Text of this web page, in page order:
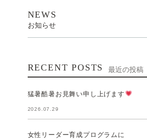
NEWS
お知らせ
RECENT POSTS 最近の投稿
猛暑酷暑お見舞い申し上げます
2026.07.29
女性リーダー育成プログラムに